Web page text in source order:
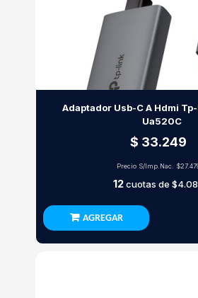
Adaptador Usb-C A Hdmi
Ua520C
$ 33.249
Precio S/Imp.Nac.
12cuotas de
AGREGAR